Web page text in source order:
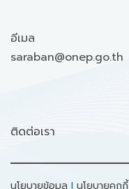
อีเมล
saraban@onep.go.th
ติดต่อเรา
นโยบายข้อมูล I นโยบายคุกกี้